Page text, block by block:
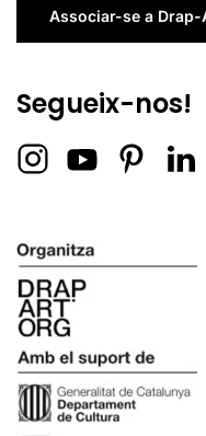
Associar-se a Drap-
Segueix-nos!